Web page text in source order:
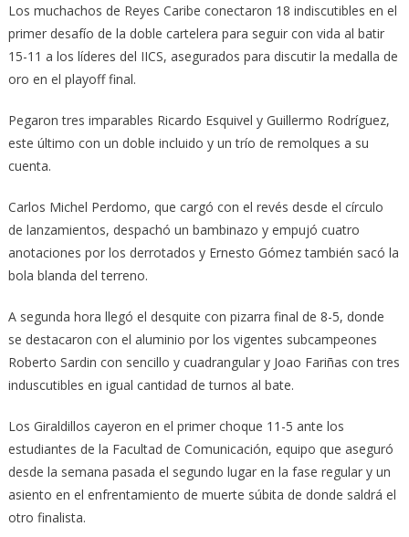
Los muchachos de Reyes Caribe conectaron 18 indiscutibles en el
primer desafío de la doble cartelera para seguir con vida al batir
15-11 a los líderes del IICS, asegurados para discutir la medalla de
oro en el playoff final.
Pegaron tres imparables Ricardo Esquivel y Guillermo Rodríguez,
este último con un doble incluido y un trío de remolques a su
cuenta.
Carlos Michel Perdomo, que cargó con el revés desde el círculo
de lanzamientos, despachó un bambinazo y empujó cuatro
anotaciones por los derrotados y Ernesto Gómez también sacó la
bola blanda del terreno.
A segunda hora llegó el desquite con pizarra final de 8-5, donde
se destacaron con el aluminio por los vigentes subcampeones
Roberto Sardin con sencillo y cuadrangular y Joao Fariñas con tres
induscutibles en igual cantidad de turnos al bate.
Los Giraldillos cayeron en el primer choque 11-5 ante los
estudiantes de la Facultad de Comunicación, equipo que aseguró
desde la semana pasada el segundo lugar en la fase regular y un
asiento en el enfrentamiento de muerte súbita de donde saldrá el
otro finalista.